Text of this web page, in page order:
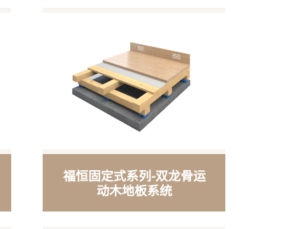
福恒固定式系列-双龙骨运
动木地板系统